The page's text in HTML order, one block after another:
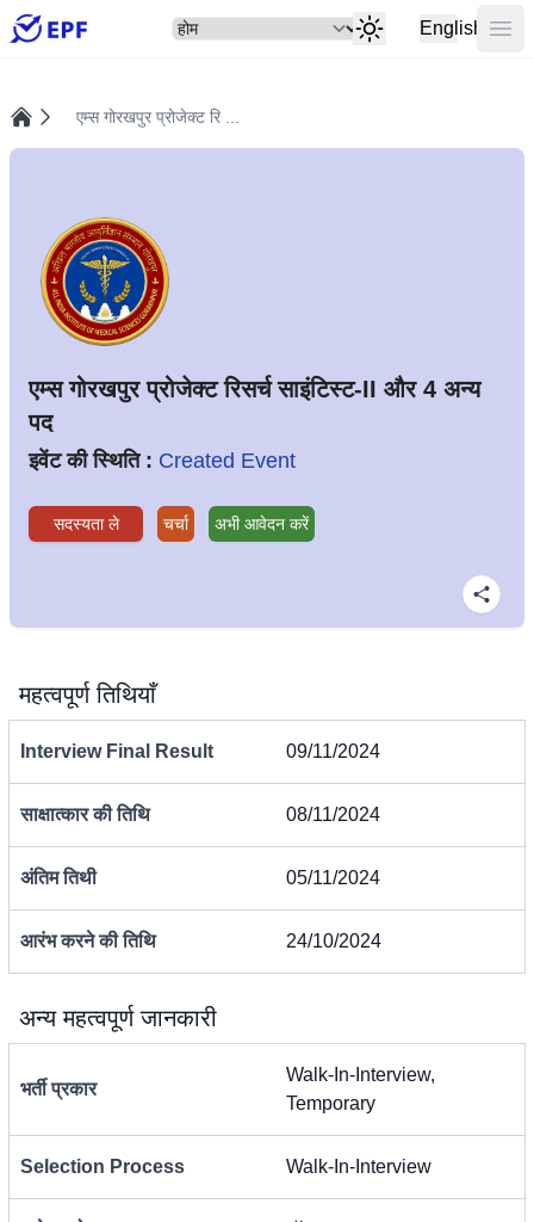
सेलेक्ट English
एम्स गोरखपुर प्रोजेक्ट रि ...
एम्स गोरखपुर प्रोजेक्ट रिसर्च साइंटिस्ट-II और 4 अन्य
पद
इवेंट की स्थिति : Created Event
सदस्यता ले चर्चा अभी आवेदन करें
महत्वपूर्ण तिथियाँ
Interview Final Result 09/11/2024
साक्षात्कार की तिथि 08/11/2024
अंतिम तिथी 05/11/2024
आरंभ करने की तिथि 24/10/2024
अन्य महत्वपूर्ण जानकारी
भर्ती प्रकार
Walk-In-Interview,
Temporary
Selection Process Walk-In-Interview